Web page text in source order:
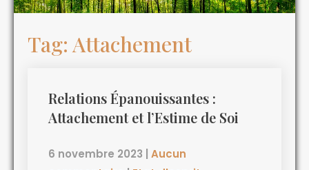
Tag: Attachement
Relations Épanouissantes :
Attachement et l’Estime de Soi
6 novembre 2023
Aucun